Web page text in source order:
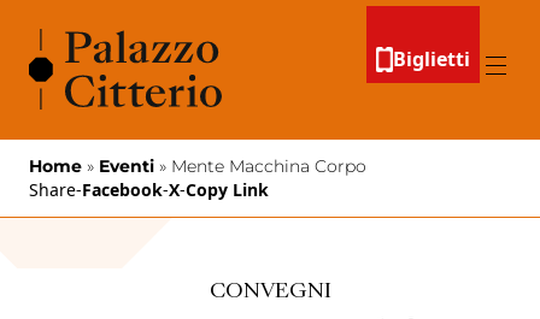
Biglietti
Menu
Home » Eventi » Mente Macchina Corpo
Share-Facebook-X-Copy Link
CONVEGNI